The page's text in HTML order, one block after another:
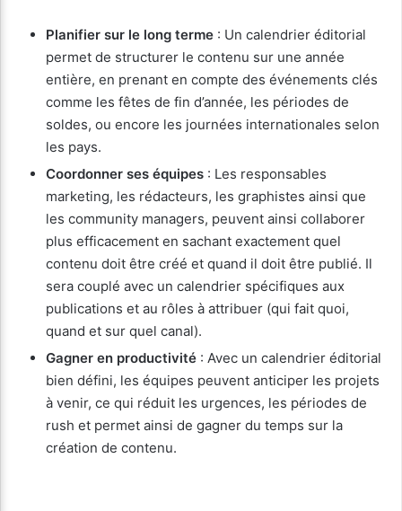
Planifier sur le long terme : Un calendrier éditorial
permet de structurer le contenu sur une année
entière, en prenant en compte des événements clés
comme les fêtes de fin d’année, les périodes de
soldes, ou encore les journées internationales selon
les pays.
Coordonner ses équipes : Les responsables
marketing, les rédacteurs, les graphistes ainsi que
les community managers, peuvent ainsi collaborer
plus efficacement en sachant exactement quel
contenu doit être créé et quand il doit être publié. Il
sera couplé avec un calendrier spécifiques aux
publications et au rôles à attribuer (qui fait quoi,
quand et sur quel canal).
Gagner en productivité : Avec un calendrier éditorial
bien défini, les équipes peuvent anticiper les projets
à venir, ce qui réduit les urgences, les périodes de
rush et permet ainsi de gagner du temps sur la
création de contenu.